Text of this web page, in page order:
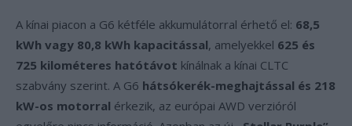
A kínai piacon a G6 kétféle akkumulátorral érhető el: 68,5
kWh vagy 80,8 kWh kapacitással, amelyekkel 625 és
725 kilométeres hatótávot kínálnak a kínai CLTC
szabvány szerint. A G6 hátsókerék-meghajtással és 218
kW-os motorral érkezik, az európai AWD verzióról